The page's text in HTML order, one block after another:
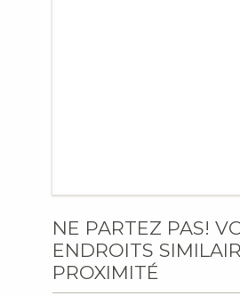
NE PARTEZ PAS!
ENDROITS
PROXIMITÉ